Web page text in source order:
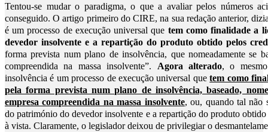
Tentou-se mudar o paradigma, o que a avaliar pelos números
conseguido. O artigo primeiro do CIRE, na sua redação anterior,
é um processo de execução universal que tem como finalidade a
devedor insolvente e a repartição do produto obtido pelos
forma prevista num plano de insolvência, que nomeadamente se
compreendida na massa insolvente”. Agora alterado, o
insolvência é um processo de execução universal quetem como
pela forma prevista num plano de insolvência, baseado,
empresa compreendida na massa insolvente, ou, quando tal não
do património do devedor insolvente e a repartição do produto
à vista. Claramente, o legislador deixou de privilegiar o